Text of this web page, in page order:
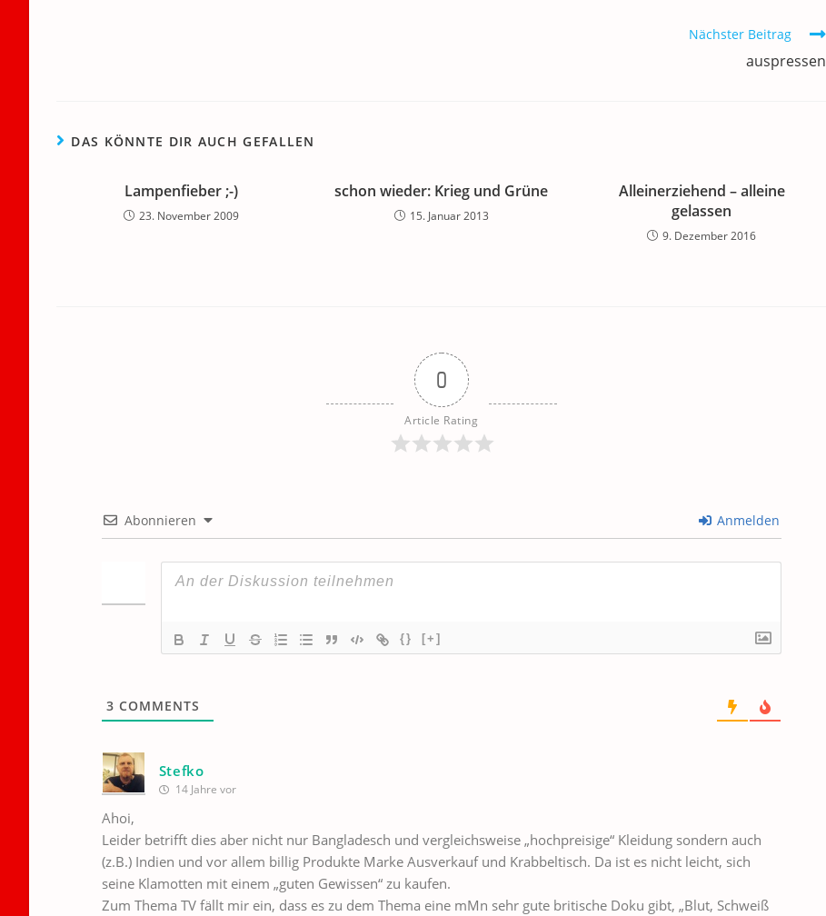
Nächster Beitrag
auspressen
DAS KÖNNTE DIR AUCH GEFALLEN
Lampenfieber ;-)
23. November 2009
schon wieder: Krieg und Grüne
15. Januar 2013
Alleinerziehend – alleine
gelassen
9. Dezember 2016
0
Article Rating
Abonnieren Anmelden
{} [+]
3 COMMENTS
Stefko
14 Jahre vor
Ahoi,
Leider betrifft dies aber nicht nur Bangladesch und vergleichsweise „hochpreisige“ Kleidung sondern auch
(z.B.) Indien und vor allem billig Produkte Marke Ausverkauf und Krabbeltisch. Da ist es nicht leicht, sich
seine Klamotten mit einem „guten Gewissen“ zu kaufen.
Zum Thema TV fällt mir ein, dass es zu dem Thema eine mMn sehr gute britische Doku gibt, „Blut, Schweiß